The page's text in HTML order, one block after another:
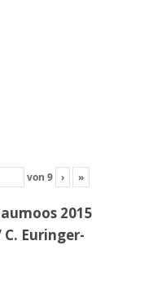
von 9 › »
2015
Euringer-